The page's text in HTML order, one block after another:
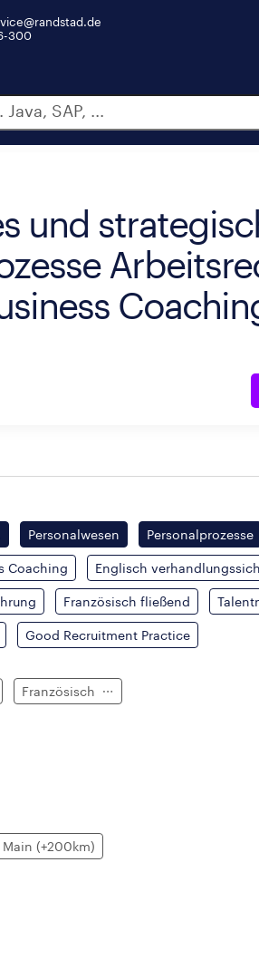
300
und
Personalwesen Personalprozesse
Coaching Englisch
Französisch fließend
Good Recruitment Practice
Französisch
(+200km)